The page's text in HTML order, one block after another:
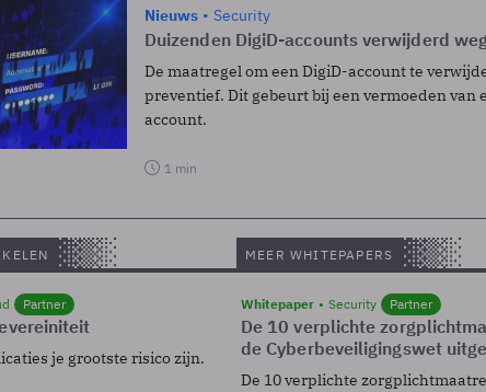
Nieuws Security
Duizenden DigiD-accounts verwijderd
De maatregel om een DigiD-account te
preventief. Dit gebeurt bij een vermoeden van
account.
1 min
Partner
je grootste risico zijn.
MEER WHITEPAPERS
Whitepaper Security Partner
De 10 verplichte
de Cyberbeveiligingswet
De 10 verplichte